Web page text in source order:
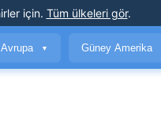
için. Tüm ülkeleri gör.
Avrupa ▼ Güney Amerika